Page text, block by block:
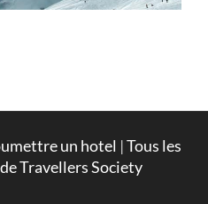
un hotel |Tous les
Travellers Society